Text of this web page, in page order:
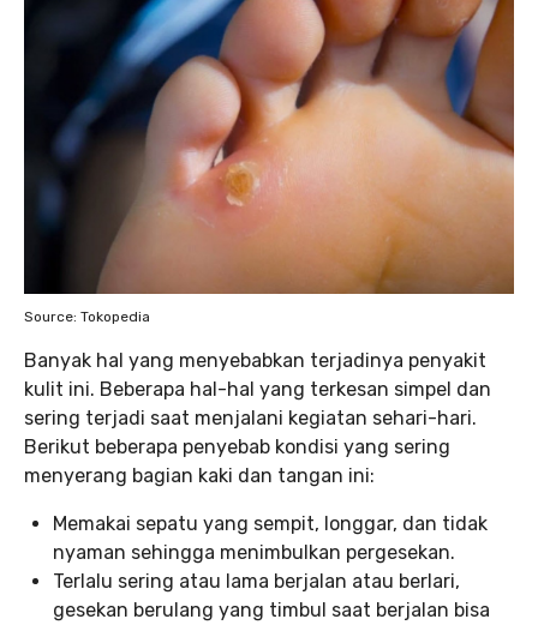
Source: Tokopedia
Banyak hal yang menyebabkan terjadinya penyakit
kulit ini. Beberapa hal-hal yang terkesan simpel dan
sering terjadi saat menjalani kegiatan sehari-hari.
Berikut beberapa penyebab kondisi yang sering
menyerang bagian kaki dan tangan ini:
Memakai sepatu yang sempit, longgar, dan tidak
nyaman sehingga menimbulkan pergesekan.
Terlalu sering atau lama berjalan atau berlari,
gesekan berulang yang timbul saat berjalan bisa